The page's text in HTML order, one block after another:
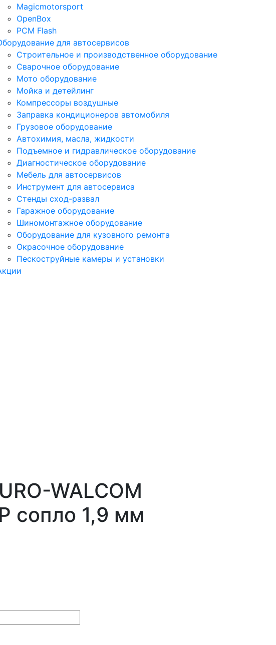
Magicmotorsport
OpenBox
PCM Flash
для автосервисов
Строительное и производственное оборудование
Сварочное оборудование
Мото оборудование
Мойка и детейлинг
Компрессоры воздушные
Заправка кондиционеров автомобиля
Грузовое оборудование
Автохимия, масла, жидкости
Подъемное и гидравлическое оборудование
Диагностическое оборудование
Мебель для автосервисов
Инструмент для автосервиса
Стенды сход-развал
Гаражное оборудование
Шиномонтажное оборудование
Оборудование для кузовного ремонта
Окрасочное оборудование
Пескоструйные камеры и установки
WALCOM
сопло 1,9 мм